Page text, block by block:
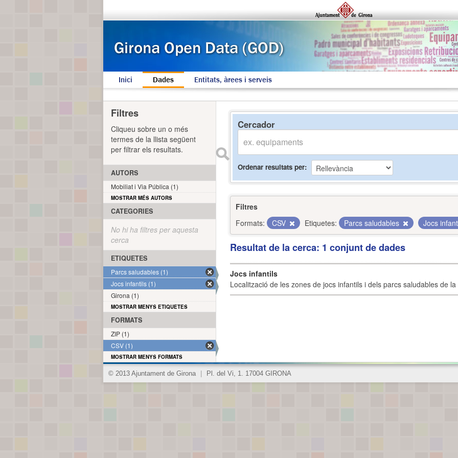
Inici Dades Entitats, àrees i serveis
Cercador
Ordenar resultats per
Filtres
Formats:
CSV Etiquetes: Parcs saludables Jocs
Resultat de la cerca: 1 conjunt de dades
Jocs infantils
Localització de les zones de jocs infantils i dels parcs saludables de
Filtres
Cliqueu sobre un o més
termes de la llista següent
per filtrar els resultats.
AUTORS
Mobiliat i Via Pública (1)
MOSTRAR MÉS AUTORS
CATEGORIES
No hi ha filtres per aquesta
cerca
ETIQUETES
Parcs saludables (1)
Jocs infantils (1)
Girona (1)
MOSTRAR MENYS ETIQUETES
FORMATS
ZIP (1)
CSV (1)
MOSTRAR MENYS FORMATS
© 2013 Ajuntament de Girona Pl. del Vi, 1. 17004 GIRONA